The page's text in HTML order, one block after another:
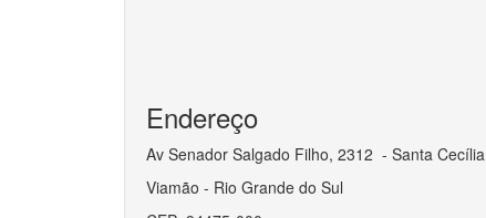
Endereço
Av Senador Salgado Filho, 2312 - Santa Cecília
Viamão - Rio Grande do Sul